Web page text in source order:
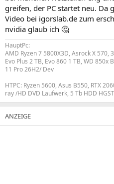
greifen, der PC startet neu. Da
Video bei igorslab.de zum
nvidia glaub ich 🤔
HauptPc:
AMD Ryzen 7 5800X3D, Asrock X 570,
Evo Plus 2 TB, Evo 860 1 TB, WD
11 Pro 26H2/ Dev
HTPC: Ryzen 5600, Asus B550, RTX
ray /HD DVD Laufwerk, 5 Tb HDD